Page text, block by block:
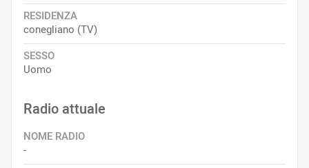
RESIDENZA
conegliano (TV)
SESSO
Uomo
Radio attuale
NOME RADIO
-